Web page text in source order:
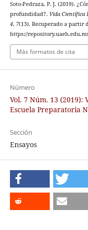
Soto-Pedraza, P. J. (2019).
profundidad?. Vida Científica
4, 7(13). Recuperado a partir
https://
Más formatos de cita
Número
Vol. 7 Núm. 13
Escuela Preparatoria
Sección
Ensayos